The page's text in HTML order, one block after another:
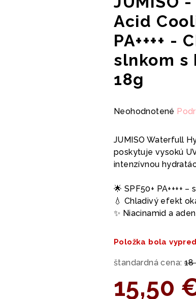
Acid
PA++++
slnkom s
18g
Priemerné
produktu
0,0
5
hviezdičiek.
Neohodnotené
JUMISO Waterfull
poskytuje vysokú
intenzívnou
🌟 SPF50+ PA++++
💧 Chladivý efekt
✨ Niacinamid a
Položka bola
štandardná cena:
15,50